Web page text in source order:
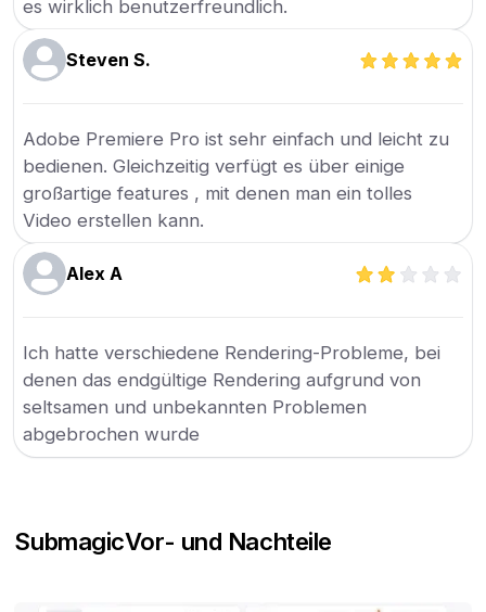
es wirklich benutzerfreundlich.
Steven S.
Adobe Premiere Pro ist sehr einfach und leicht zu
bedienen. Gleichzeitig verfügt es über einige
großartige features , mit denen man ein tolles
Video erstellen kann.
Alex A
Ich hatte verschiedene Rendering-Probleme, bei
denen das endgültige Rendering aufgrund von
seltsamen und unbekannten Problemen
abgebrochen wurde
SubmagicVor- und Nachteile